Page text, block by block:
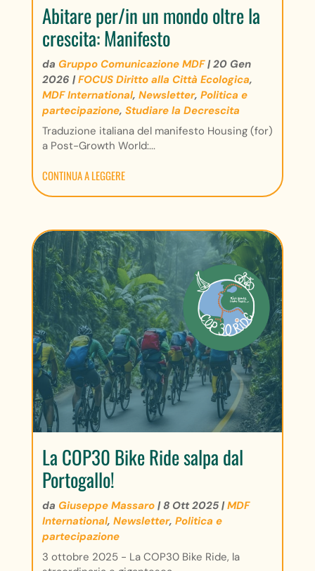
Abitare per/in un mondo oltre la
crescita: Manifesto
da Gruppo Comunicazione MDF|20 Gen
2026 |FOCUS Diritto alla Città Ecologica,
MDF International, Newsletter, Politica e
partecipazione, Studiare la Decrescita
Traduzione italiana del manifesto Housing (for)
a Post-Growth World:...
CONTINUA A LEGGERE
La COP30 Bike Ride salpa dal
Portogallo!
da Giuseppe Massaro|8 Ott 2025|MDF
International, Newsletter, Politica e
partecipazione
3 ottobre 2025 - La COP30 Bike Ride, la